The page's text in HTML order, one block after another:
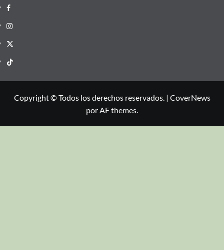
Copyright © Todos los derechos reservados. | CoverNews
por AF themes.